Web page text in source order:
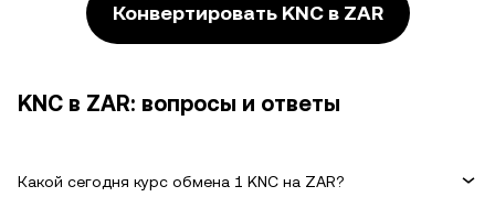
Конвертировать KNC в ZAR
KNC в ZAR: вопросы и ответы
Какой сегодня курс обмена 1 KNC на ZAR?